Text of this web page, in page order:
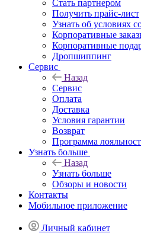
Стать партнером
Получить прайс-лист
Узнать об условиях
Корпоративные
Корпоративные
Дропшиппинг
Сервис
Назад
Сервис
Оплата
Доставка
Условия гарантии
Возврат
Программа
Узнать больше
Назад
Узнать больше
Обзоры и новости
Контакты
Мобильное приложение
Личный кабинет